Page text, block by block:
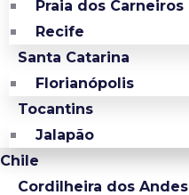
Praia dos Carneiros
Recife
Santa Catarina
Florianópolis
Tocantins
Jalapão
Chile
Cordilheira dos Andes